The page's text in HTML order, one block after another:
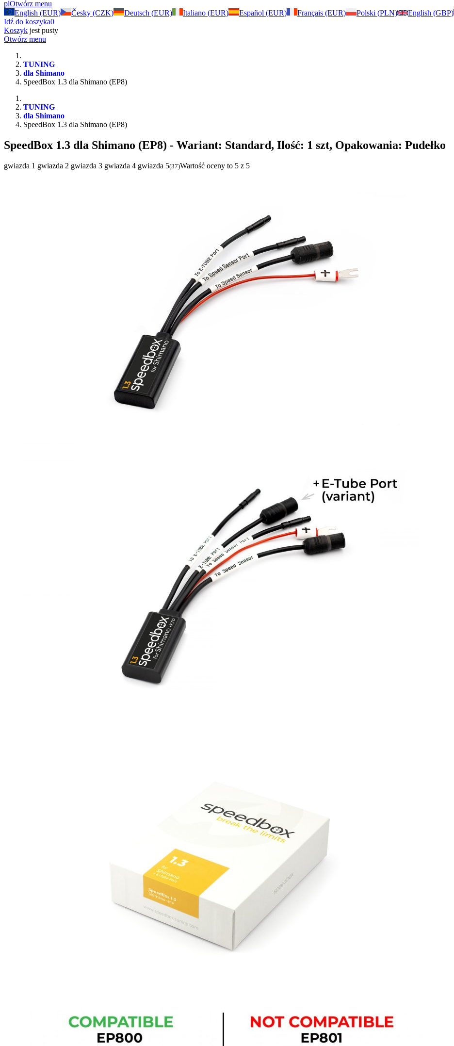
plOtwórz menu
English (EUR)
Česky (CZK) Deutsch (EUR) Italiano (EUR) Español (EUR) Français (EUR) Polski (PLN) English (GBP)
Idź do koszyka0
Koszyk jest pusty
Otwórz menu
TUNING
dla Shimano
SpeedBox 1.3 dla Shimano (EP8)
TUNING
dla Shimano
SpeedBox 1.3 dla Shimano (EP8)
SpeedBox 1.3 dla Shimano (EP8) - Wariant: Standard, Ilość: 1 szt, Opakowania: Pudełko
gwiazda 1 gwiazda 2 gwiazda 3 gwiazda 4 gwiazda 5(37)Wartość oceny to 5 z 5